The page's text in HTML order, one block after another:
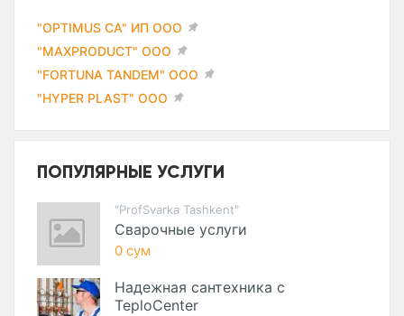
"OPTIMUS CA" ИП ООО
"MAXPRODUCT" ООО
"FORTUNA TANDEM" ООО
"HYPER PLAST" ООО
ПОПУЛЯРНЫЕ УСЛУГИ
"ProfSvarka Tashkent"
Сварочные услуги
0 сум
Надежная сантехника с
TeploCenter